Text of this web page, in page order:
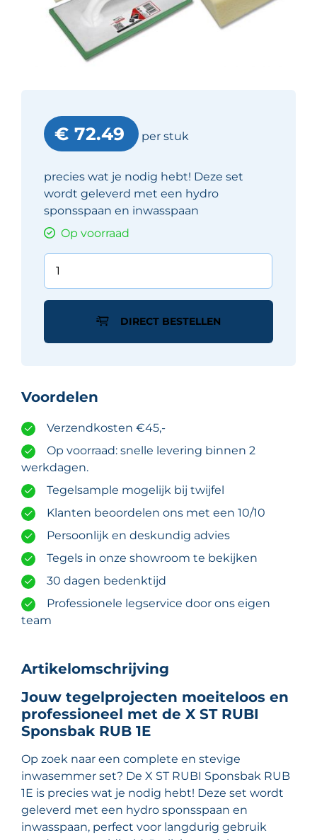
€ 72.49 per stuk
precies wat je nodig hebt! Deze set
wordt geleverd met een hydro
sponsspaan en inwasspaan
Op voorraad
RUBI
Ecoclean
liter
DIRECT BESTELLEN
Artikelomschrijving
Jouw tegelprojecten moeiteloos en
professioneel met de X ST RUBI
Sponsbak RUB 1E
Op zoek naar een complete en stevige
inwasemmer set? De X ST RUBI Sponsbak RUB
1E is precies wat je nodig hebt! Deze set wordt
geleverd met een hydro sponsspaan en
inwasspaan, perfect voor langdurig gebruik
Voordelen
Verzendkosten €45,-
Op voorraad: snelle levering binnen 2
werkdagen.
Tegelsample mogelijk bij twijfel
Klanten beoordelen ons met een 10/10
Persoonlijk en deskundig advies
Tegels in onze showroom te bekijken
30 dagen bedenktijd
Professionele legservice door ons eigen
team